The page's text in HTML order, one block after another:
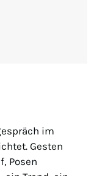
im
Gesten
Posen